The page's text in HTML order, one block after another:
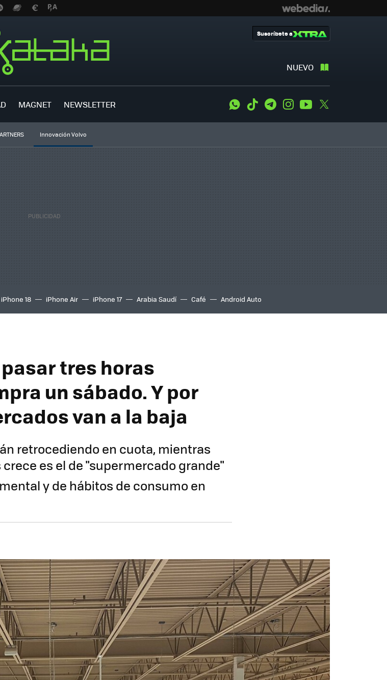
NUEVO
Suscríbete a
MAGNET NEWSLETTER WhatsApp
Tiktok TelegramInstagramYoutube
Innovación Volvo
iPhone 18 iPhone Air iPhone 17 Arabia Saudí Café Android Auto
tres horas
un sábado. Y por
van a la baja
retrocediendo en cuota, mientras
es el de "supermercado grande"
y de hábitos de consumo en